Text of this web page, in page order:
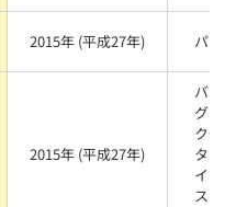
2015年 (平成27年) パール
2015年 (平成27年)
バー
グブ
クク
タル
イン
スフ